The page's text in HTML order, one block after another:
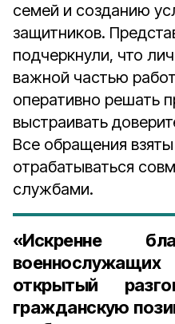
семей и созданию
защитников.
подчеркнули, что
важной частью
оперативно решать
выстраивать
Все обращения
отрабатываться
службами.
«Искренне
открытый
гражданскую